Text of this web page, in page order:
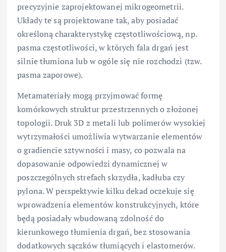
precyzyjnie zaprojektowanej mikrogeometrii.
Układy te są projektowane tak, aby posiadać
określoną charakterystykę częstotliwościową, np.
pasma częstotliwości, w których fala drgań jest
silnie tłumiona lub w ogóle się nie rozchodzi (tzw.
pasma zaporowe).
Metamateriały mogą przyjmować formę
komórkowych struktur przestrzennych o złożonej
topologii. Druk 3D z metali lub polimerów wysokiej
wytrzymałości umożliwia wytwarzanie elementów
o gradiencie sztywności i masy, co pozwala na
dopasowanie odpowiedzi dynamicznej w
poszczególnych strefach skrzydła, kadłuba czy
pylona. W perspektywie kilku dekad oczekuje się
wprowadzenia elementów konstrukcyjnych, które
będą posiadały wbudowaną zdolność do
kierunkowego tłumienia drgań, bez stosowania
dodatkowych sączków tłumiących i elastomerów.